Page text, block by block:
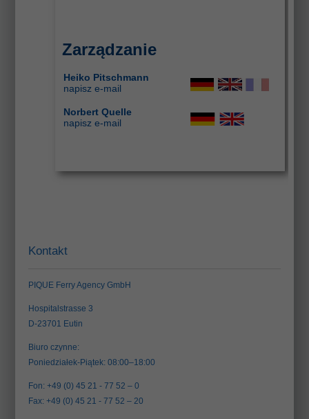
Zarządzanie
Heiko Pitschmann
napisz e-mail
Norbert Quelle
napisz e-mail
Kontakt
PIQUE Ferry Agency GmbH
Hospitalstrasse 3
D-23701 Eutin
Biuro czynne:
Poniedziałek-Piątek: 08:00–18:00
Fon: +49 (0) 45 21 - 77 52 – 0
Fax: +49 (0) 45 21 - 77 52 – 20